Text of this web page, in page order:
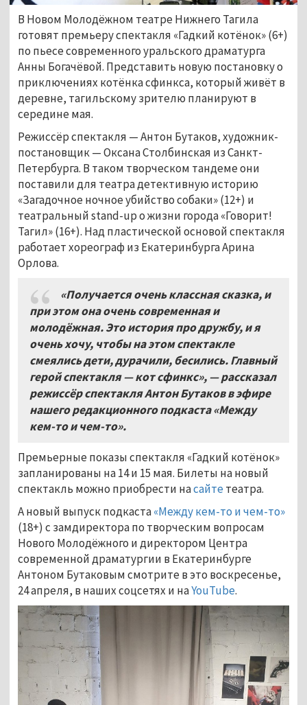
В Новом Молодёжном театре Нижнего Тагила
готовят премьеру спектакля «Гадкий котёнок» (6+)
по пьесе современного уральского драматурга
Анны Богачёвой. Представить новую постановку о
приключениях котёнка сфинкса, который живёт в
деревне, тагильскому зрителю планируют в
середине мая.
Режиссёр спектакля — Антон Бутаков, художник-
постановщик — Оксана Столбинская из Санкт-
Петербурга. В таком творческом тандеме они
поставили для театра детективную историю
«Загадочное ночное убийство собаки» (12+) и
театральный stand-up о жизни города «Говорит!
Тагил» (16+). Над пластической основой спектакля
работает хореограф из Екатеринбурга Арина
Орлова.
«Получается очень классная сказка, и
при этом она очень современная и
молодёжная. Это история про дружбу, и я
очень хочу, чтобы на этом спектакле
смеялись дети, дурачили, бесились. Главный
герой спектакля — кот сфинкс», — рассказал
режиссёр спектакля Антон Бутаков в эфире
нашего редакционного подкаста «Между
кем-то и чем-то».
Премьерные показы спектакля «Гадкий котёнок»
запланированы на 14 и 15 мая. Билеты на новый
спектакль можно приобрести насайте театра.
А новый выпуск подкаста«Между кем-то и чем-то»
(18+) с замдиректора по творческим вопросам
Нового Молодёжного и директором Центра
современной драматургии в Екатеринбурге
Антоном Бутаковым смотрите в это воскресенье,
24 апреля, в наших соцсетях и наYouTube.